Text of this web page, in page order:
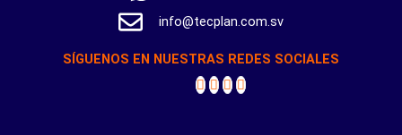
info@tecplan.com.sv
SÍGUENOS EN NUESTRAS REDES SOCIALES